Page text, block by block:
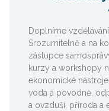
Doplníme
Srozumitelně a na
zástupce
kurzy a workshopy
ekonomické
voda a povodně,
a ovzduší, příroda a